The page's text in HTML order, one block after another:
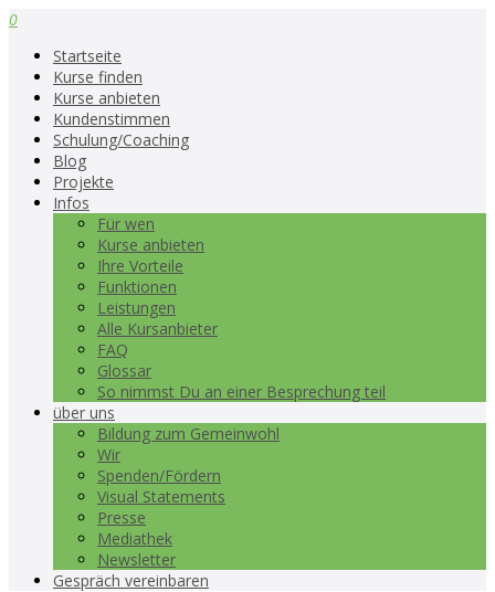
0
Startseite
Kurse finden
Kurse anbieten
Kundenstimmen
Schulung/Coaching
Blog
Projekte
Infos
Für wen
Kurse anbieten
Ihre Vorteile
Funktionen
Leistungen
Alle Kursanbieter
FAQ
Glossar
So nimmst Du an einer Besprechung teil
über uns
Bildung zum Gemeinwohl
Wir
Spenden/Fördern
Visual Statements
Presse
Mediathek
Newsletter
Gespräch vereinbaren